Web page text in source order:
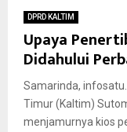
DPRD KALTIM
Upaya
Didahului
Samarinda,
Timur (Kaltim)
menjamurnya kios